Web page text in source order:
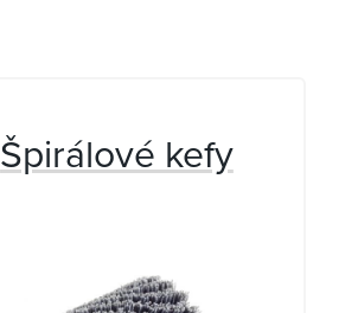
Špirálové kefy